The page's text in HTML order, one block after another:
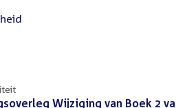
Wijziging van Boek 2